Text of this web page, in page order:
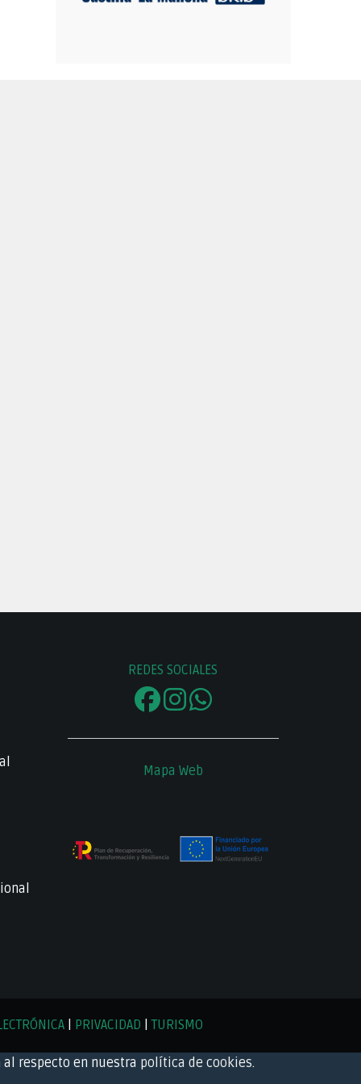
REDES SOCIALES
Mapa Web
PRIVACIDAD |TURISMO
respecto en nuestra política de cookies.